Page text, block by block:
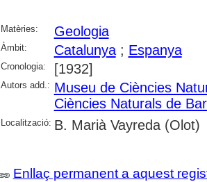
Matèries: Geologia
Àmbit: Catalunya; Espanya
Cronologia: [1932]
Autors add.: Museu de Ciències
Ciències Naturals de
Localització: B. Marià Vayreda (Olot)
Enllaç permanent a aquest